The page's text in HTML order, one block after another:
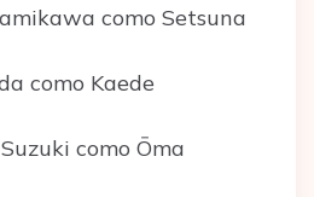
como Setsuna
como Kaede
como Ōma